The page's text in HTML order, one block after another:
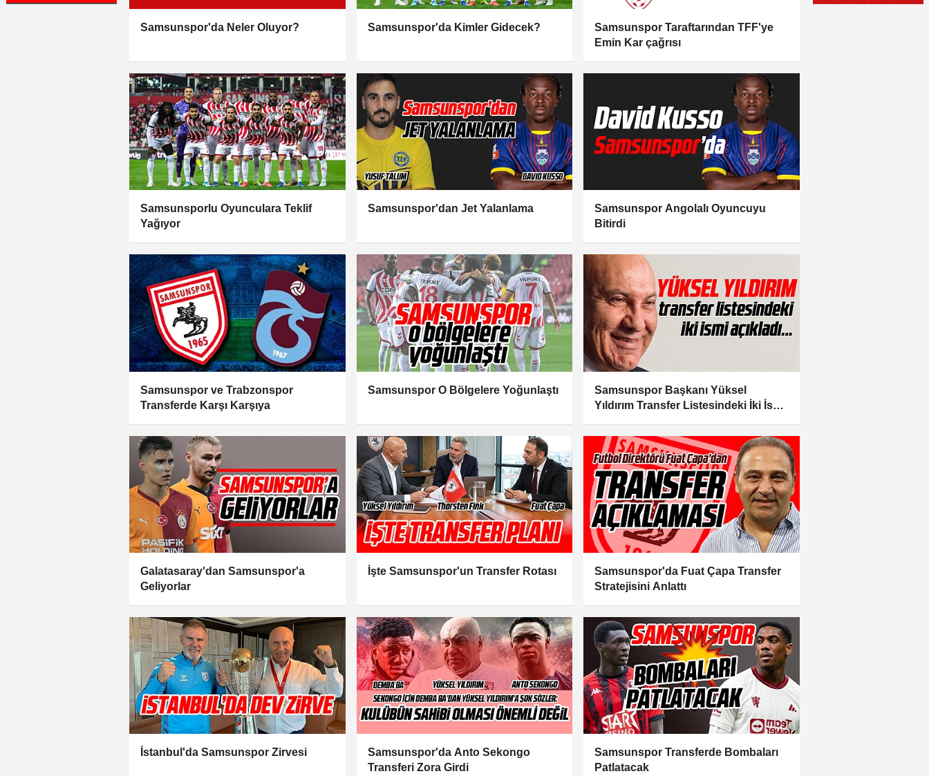
Samsunspor'da Neler Oluyor? Samsunspor'da Kimler Gidecek?
Samsunspor Taraftarından TFF'ye
Emin Kar çağrısı
Samsunsporlu Oyunculara Teklif
Yağıyor
Samsunspor'dan Jet Yalanlama
Samsunspor Angolalı Oyuncuyu
Bitirdi
Samsunspor ve Trabzonspor
Transferde Karşı Karşıya
Samsunspor O Bölgelere Yoğunlaştı
Samsunspor Başkanı Yüksel
Yıldırım Transfer Listesindeki İki İsmi
Galatasaray'dan Samsunspor'a
Geliyorlar
İşte Samsunspor'un Transfer Rotası
Samsunspor'da Fuat Çapa Transfer
Stratejisini Anlattı
İstanbul'da Samsunspor Zirvesi
Samsunspor'da Anto Sekongo
Transferi Zora Girdi
Samsunspor Transferde Bombaları
Patlatacak